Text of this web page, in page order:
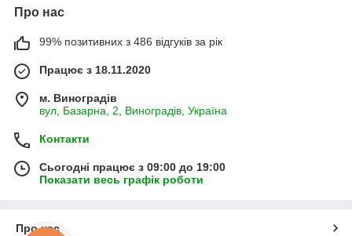
Про нас
99% позитивних з 486 відгуків за рік
Працює з 18.11.2020
м. Виноградів
вул, Базарна, 2, Виноградів, Україна
Контакти
Сьогодні працює з 09:00 до 19:00
Показати весь графік роботи
Про нас